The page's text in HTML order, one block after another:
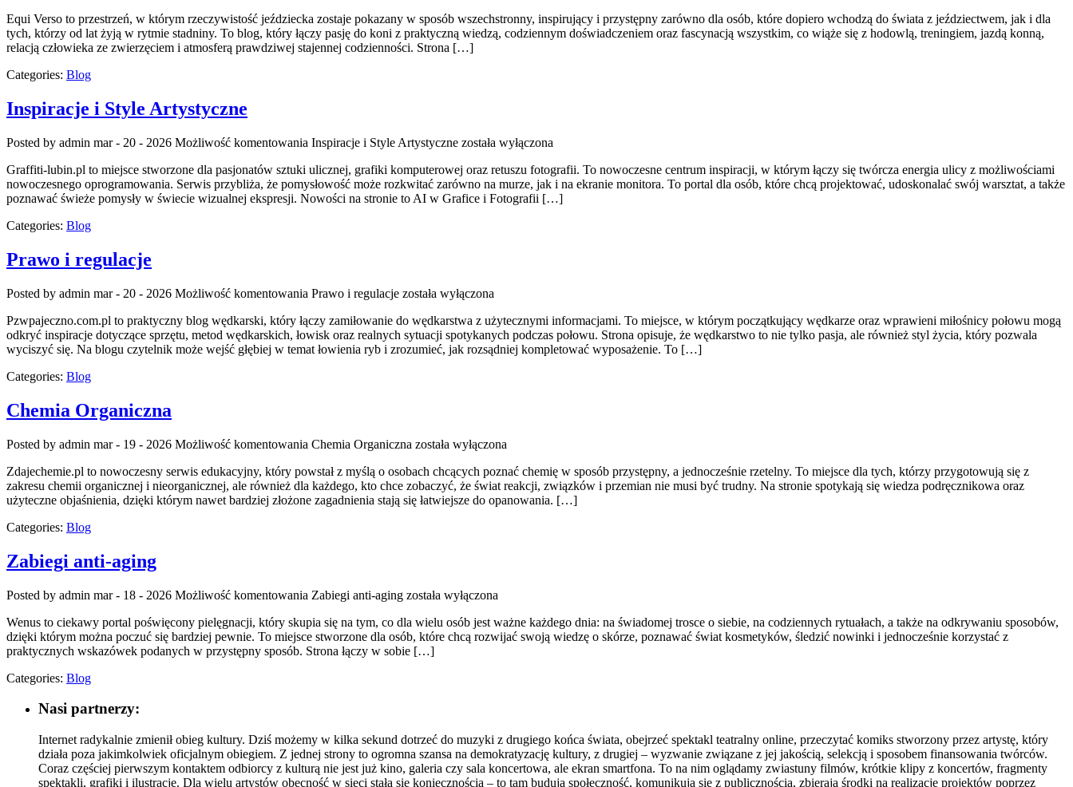
Equi Verso to przestrzeń, w którym rzeczywistość jeździecka zostaje pokazany w sposób wszechstronny, inspirujący i przystępny zarówno dla osób, które dopiero wchodzą do świata z jeździectwem, jak i dla
tych, którzy od lat żyją w rytmie stadniny. To blog, który łączy pasję do koni z praktyczną wiedzą, codziennym doświadczeniem oraz fascynacją wszystkim, co wiąże się z hodowlą, treningiem, jazdą konną,
relacją człowieka ze zwierzęciem i atmosferą prawdziwej stajennej codzienności. Strona […]
Categories: Blog
Inspiracje i Style Artystyczne
Posted by admin mar - 20 - 2026 Możliwość komentowania Inspiracje i Style Artystyczne została wyłączona
Graffiti-lubin.pl to miejsce stworzone dla pasjonatów sztuki ulicznej, grafiki komputerowej oraz retuszu fotografii. To nowoczesne centrum inspiracji, w którym łączy się twórcza energia ulicy z możliwościami
nowoczesnego oprogramowania. Serwis przybliża, że pomysłowość może rozkwitać zarówno na murze, jak i na ekranie monitora. To portal dla osób, które chcą projektować, udoskonalać swój warsztat, a także
poznawać świeże pomysły w świecie wizualnej ekspresji. Nowości na stronie to AI w Grafice i Fotografii […]
Categories: Blog
Prawo i regulacje
Posted by admin mar - 20 - 2026 Możliwość komentowania Prawo i regulacje została wyłączona
Pzwpajeczno.com.pl to praktyczny blog wędkarski, który łączy zamiłowanie do wędkarstwa z użytecznymi informacjami. To miejsce, w którym początkujący wędkarze oraz wprawieni miłośnicy połowu mogą
odkryć inspiracje dotyczące sprzętu, metod wędkarskich, łowisk oraz realnych sytuacji spotykanych podczas połowu. Strona opisuje, że wędkarstwo to nie tylko pasja, ale również styl życia, który pozwala
wyciszyć się. Na blogu czytelnik może wejść głębiej w temat łowienia ryb i zrozumieć, jak rozsądniej kompletować wyposażenie. To […]
Categories: Blog
Chemia Organiczna
Posted by admin mar - 19 - 2026 Możliwość komentowania Chemia Organiczna została wyłączona
Zdajechemie.pl to nowoczesny serwis edukacyjny, który powstał z myślą o osobach chcących poznać chemię w sposób przystępny, a jednocześnie rzetelny. To miejsce dla tych, którzy przygotowują się z
zakresu chemii organicznej i nieorganicznej, ale również dla każdego, kto chce zobaczyć, że świat reakcji, związków i przemian nie musi być trudny. Na stronie spotykają się wiedza podręcznikowa oraz
użyteczne objaśnienia, dzięki którym nawet bardziej złożone zagadnienia stają się łatwiejsze do opanowania. […]
Categories: Blog
Zabiegi anti-aging
Posted by admin mar - 18 - 2026 Możliwość komentowania Zabiegi anti-aging została wyłączona
Wenus to ciekawy portal poświęcony pielęgnacji, który skupia się na tym, co dla wielu osób jest ważne każdego dnia: na świadomej trosce o siebie, na codziennych rytuałach, a także na odkrywaniu sposobów,
dzięki którym można poczuć się bardziej pewnie. To miejsce stworzone dla osób, które chcą rozwijać swoją wiedzę o skórze, poznawać świat kosmetyków, śledzić nowinki i jednocześnie korzystać z
praktycznych wskazówek podanych w przystępny sposób. Strona łączy w sobie […]
Categories: Blog
Nasi partnerzy:
Internet radykalnie zmienił obieg kultury. Dziś możemy w kilka sekund dotrzeć do muzyki z drugiego końca świata, obejrzeć spektakl teatralny online, przeczytać komiks stworzony przez artystę, który
działa poza jakimkolwiek oficjalnym obiegiem. Z jednej strony to ogromna szansa na demokratyzację kultury, z drugiej – wyzwanie związane z jej jakością, selekcją i sposobem finansowania twórców.
Coraz częściej pierwszym kontaktem odbiorcy z kulturą nie jest już kino, galeria czy sala koncertowa, ale ekran smartfona. To na nim oglądamy zwiastuny filmów, krótkie klipy z koncertów, fragmenty
spektakli, grafiki i ilustracje. Dla wielu artystów obecność w sieci stała się koniecznością – to tam budują społeczność, komunikują się z publicznością, zbierają środki na realizację projektów poprzez